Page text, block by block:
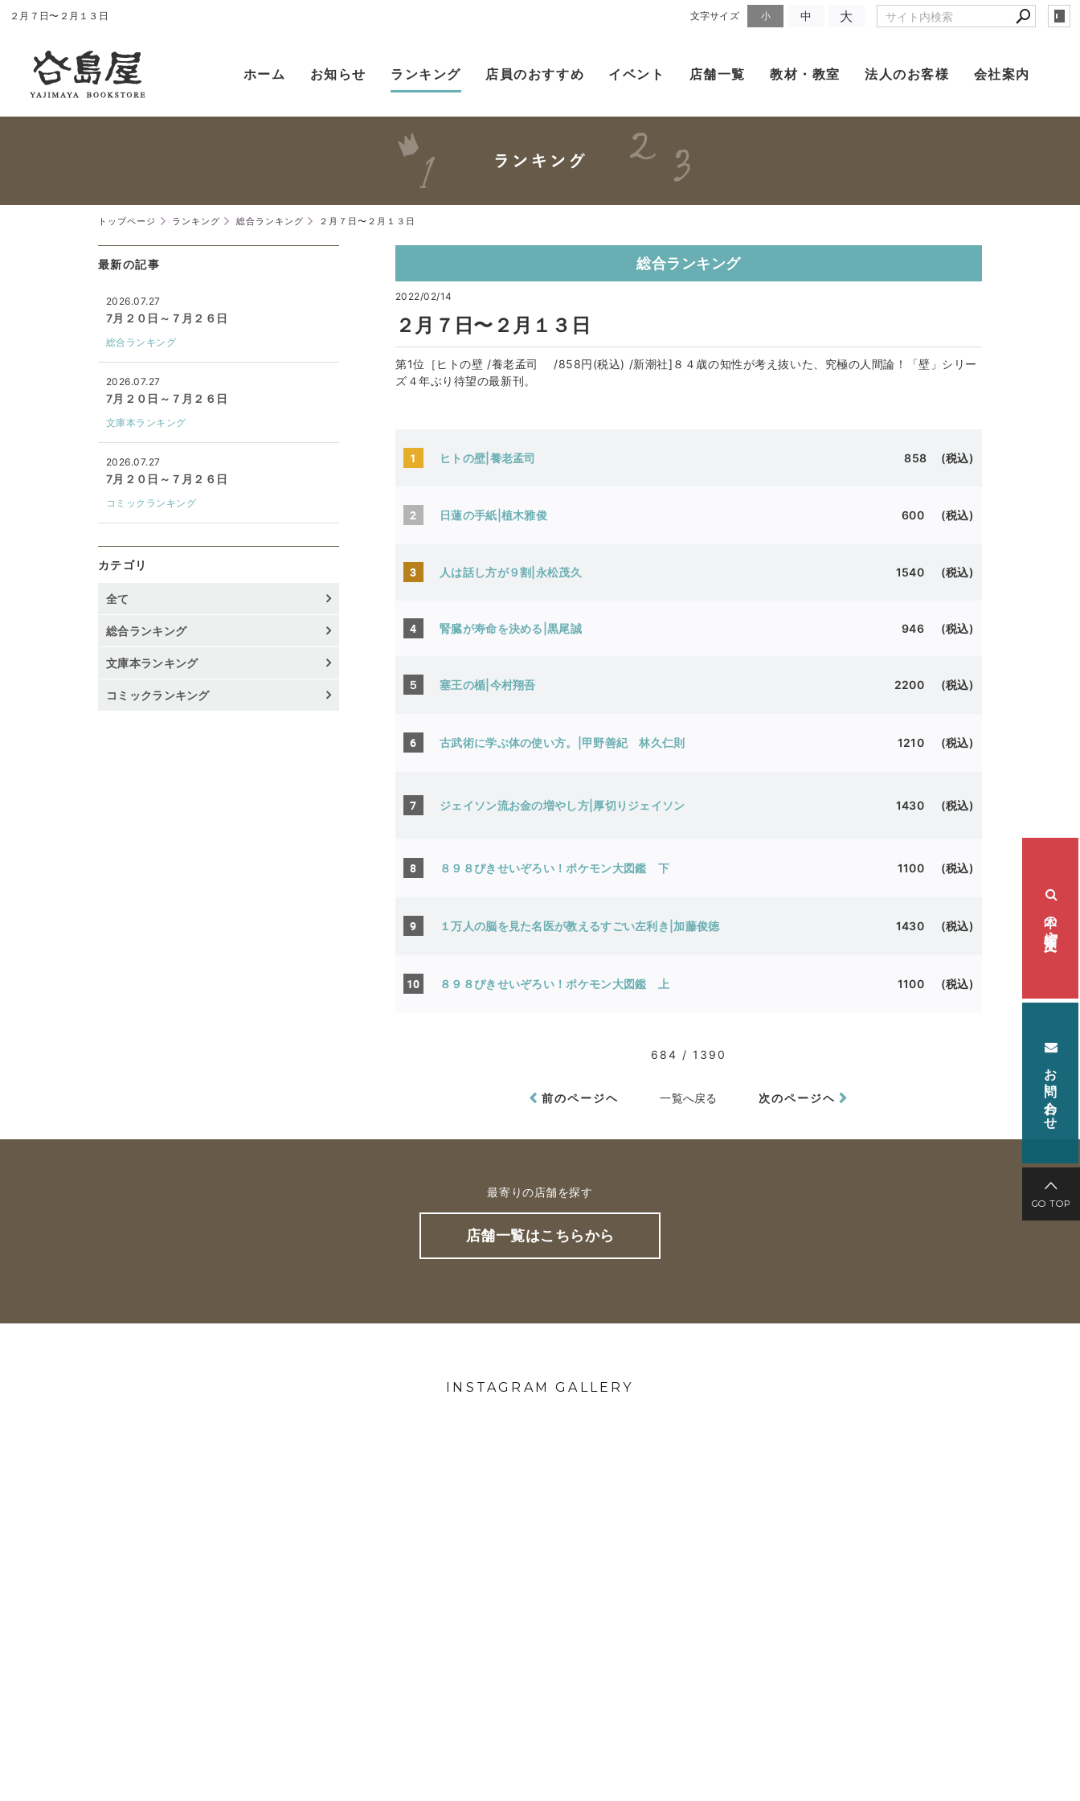
２月７日〜２月１３日 文字サイズ 小 中 大
本の検索・注文
お問い合わせ
GO TOP
ホーム お知らせ ランキング 店員のおすすめ イベント 店舗一覧 教材・教室 法人のお客様 会社案内
トップページ ランキング 総合ランキング ２月７日〜２月１３日
総合ランキング
2022/02/14
２月７日〜２月１３日
第1位［ヒトの壁 /養老孟司 /858円(税込) /新潮社]８４歳の知性が考え抜いた、究極の人間論！「壁」シリー
ズ４年ぶり待望の最新刊。
1 ヒトの壁|養老孟司 858 (税込)
2 日蓮の手紙|植木雅俊 600 (税込)
3 人は話し方が９割|永松茂久 1540 (税込)
4 腎臓が寿命を決める|黒尾誠 946 (税込)
５ 塞王の楯|今村翔吾 2200 (税込)
6 古武術に学ぶ体の使い方。|甲野善紀 林久仁則 1210 (税込)
7 ジェイソン流お金の増やし方|厚切りジェイソン 1430 (税込)
8 ８９８ぴきせいぞろい！ポケモン大図鑑 下 1100 (税込)
9 １万人の脳を見た名医が教えるすごい左利き|加藤俊徳 1430 (税込)
10 ８９８ぴきせいぞろい！ポケモン大図鑑 上 1100 (税込)
684 / 1390
前のページヘ 一覧へ戻る 次のページヘ
最新の記事
2026.07.27
7月２０日～７月２６日
総合ランキング
2026.07.27
7月２０日～７月２６日
文庫本ランキング
2026.07.27
7月２０日～７月２６日
コミックランキング
カテゴリ
全て
総合ランキング
文庫本ランキング
コミックランキング
最寄りの店舗を探す
店舗一覧はこちらから
INSTAGRAM GALLERY